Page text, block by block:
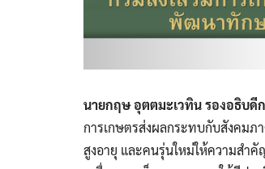
นายกฤษ อุตตมะเวทิน รองอธิบดี
การเกษตรส่งผลกระทบกับสังคมภ
สูงอายุ และคนรุ่นใหม่ให้ความสำ